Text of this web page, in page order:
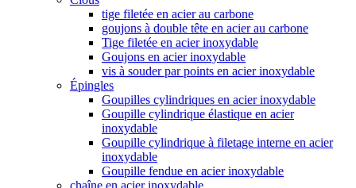
tige filetée en acier au carbone
goujons à double tête en acier au carbone
Tige filetée en acier inoxydable
Goujons en acier inoxydable
vis à souder par points en acier inoxydable
Épingles
Goupilles cylindriques en acier inoxydable
Goupille cylindrique élastique en acier
inoxydable
Goupille cylindrique à filetage interne en acier
inoxydable
Goupille fendue en acier inoxydable
chaîne en acier inoxydable